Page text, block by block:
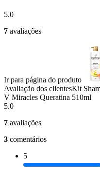
5.0
7 avaliações
Ir para página do produto
Avaliação dos clientesKit
V Miracles Queratina 510ml
5.0
7 avaliações
3 comentários
5